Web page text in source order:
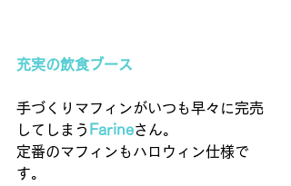
充実の飲食ブース
手づくりマフィンがいつも早々に完売
してしまう Farineさん。
定番のマフィンもハロウィン仕様で
す。